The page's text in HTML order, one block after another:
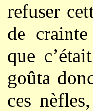
refuser
de
que
goûta
ces